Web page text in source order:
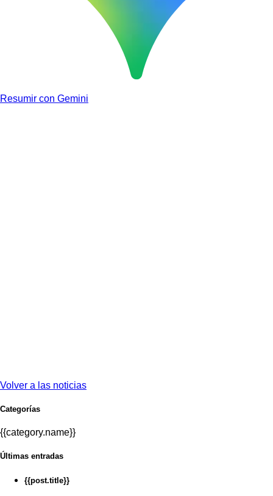
Resumir con Gemini
Volver a las noticias
Categorías
{{category.name}}
Últimas entradas
{{post.title}}